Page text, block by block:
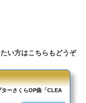
い方はこちらもどうぞ
ーさくらOP曲「CLEA